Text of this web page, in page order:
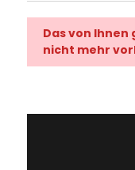
Das von
nicht mehr